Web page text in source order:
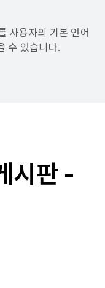
사용자의 기본 언어
수 있습니다.
시판 -